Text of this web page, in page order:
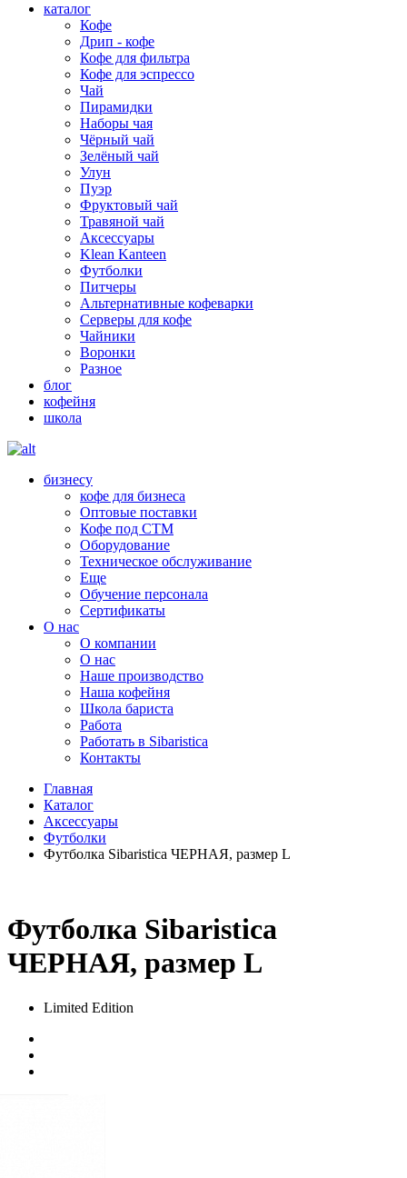
каталог
Кофе
Дрип - кофе
Кофе для фильтра
Кофе для эспрессо
Чай
Пирамидки
Наборы чая
Чёрный чай
Зелёный чай
Улун
Пуэр
Фруктовый чай
Травяной чай
Аксессуары
Klean Kanteen
Футболки
Питчеры
Альтернативные кофеварки
Серверы для кофе
Чайники
Воронки
Разное
блог
кофейня
школа
бизнесу
кофе для бизнеса
Оптовые поставки
Кофе под СТМ
Оборудование
Техническое обслуживание
Еще
Обучение персонала
Сертификаты
О нас
O компании
О нас
Наше производство
Наша кофейня
Школа бариста
Работа
Работать в Sibaristica
Контакты
Главная
Каталог
Аксессуары
Футболки
Футболка Sibaristica ЧЕРНАЯ, размер L
Футболка Sibaristica
ЧЕРНАЯ, размер L
Limited Edition